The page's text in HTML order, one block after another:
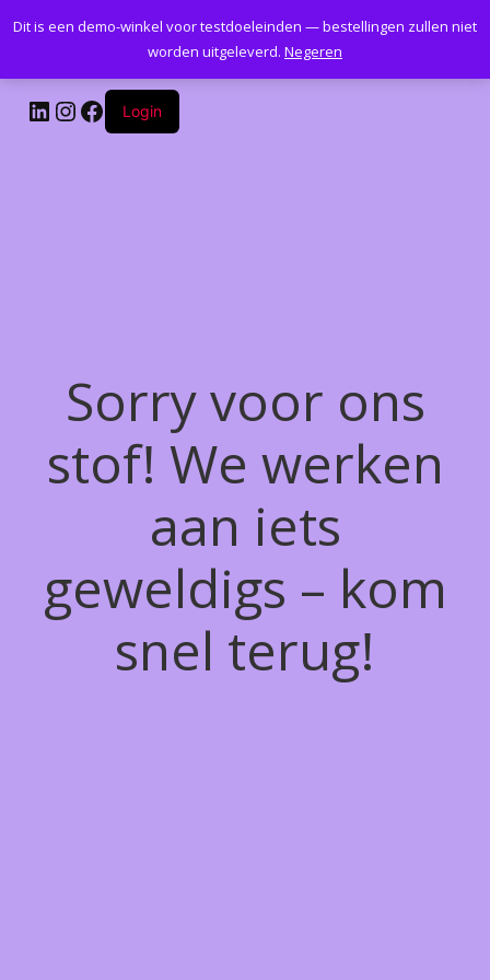
Kantoormeubelenplus.com
LinkedIn
Instagram
Facebook
Login
Sorry voor ons
stof! We werken
aan iets
geweldigs – kom
snel terug!
Dit is een demo-winkel voor testdoeleinden — bestellingen zullen niet
worden uitgeleverd. Negeren